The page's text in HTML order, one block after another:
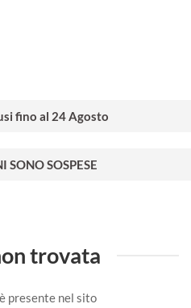
fino al 24 Agosto
SONO SOSPESE
trovata
presente nel sito